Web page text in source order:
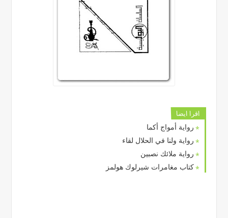
اقرا ايضا
رواية أمواج أكما
رواية ولنا في الحلال لقاء
رواية ملائك نصبين
كتاب مغامرات شيرلوك هولمز